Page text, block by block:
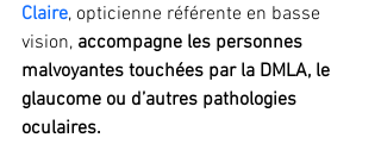
Claire, opticienne référente en basse
vision, accompagne les personnes
malvoyantes touchées par la DMLA, le
glaucome ou d’autres pathologies
oculaires.